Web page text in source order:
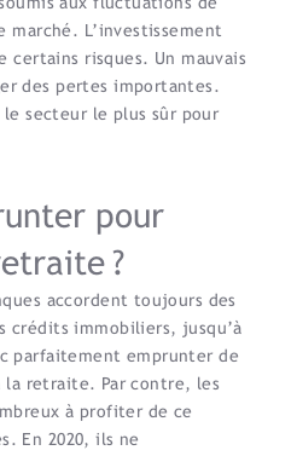
marché. L’investissement
certains risques. Un mauvais
des pertes importantes.
secteur le plus sûr pour
pour
?
accordent toujours des
crédits immobiliers, jusqu’à
parfaitement emprunter de
la retraite. Par contre, les
à profiter de ce
En 2020, ils ne